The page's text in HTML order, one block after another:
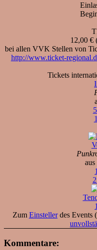
12,00 €
bei allen VVK Stellen von
http://www.ticket-
Tickets
Zum Einstellerdes Events
Kommentare: